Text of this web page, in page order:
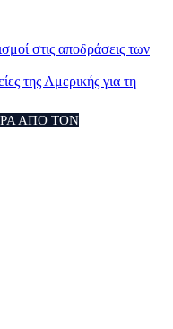
στις αποδράσεις των
της Αμερικής για τη
ΑΠΟ ΤΟΝ